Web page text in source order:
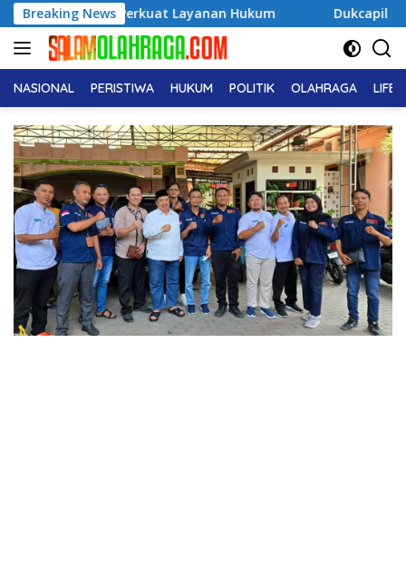
Langsung
ke
konten
Breaking News
Hukum Dukcapil Ungkap Tren Nama Anak
NASIONAL PERISTIWA HUKUM POLITIK OLAHRAGA